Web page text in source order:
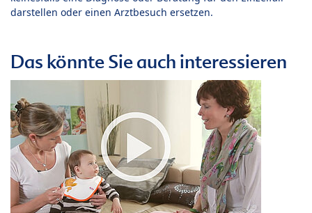
darstellen oder einen Arztbesuch ersetzen.
Das könnte Sie auch interessieren